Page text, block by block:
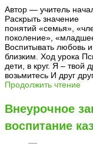
Автор — учитель
Раскрыть значение
понятий «семья»,
поколение»,
Воспитывать любовь
близким. Ход урока
дети, в круг. Я – твой
возьмитесь И друг
Продолжить чтение
Внеурочное
воспитание